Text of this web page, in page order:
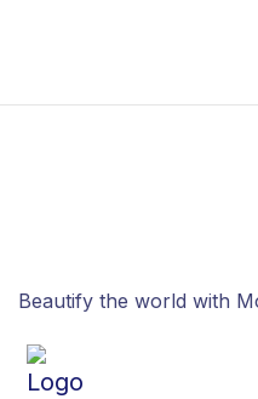
Beautify the world with